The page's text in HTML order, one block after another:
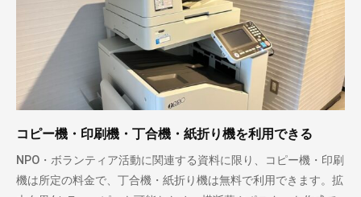
コピー機・印刷機・丁合機・紙折り機を利用できる
NPO・ボランティア活動に関連する資料に限り、コピー機・印刷
機は所定の料金で、丁合機・紙折り機は無料で利用できます。拡